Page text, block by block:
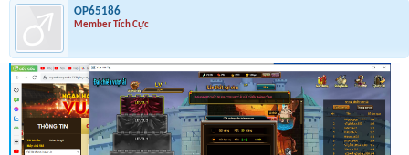
OP65186
Member Tích Cực